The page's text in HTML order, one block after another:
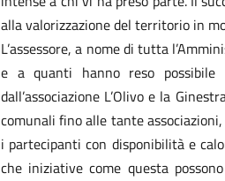
alla valorizzazione del territorio in
L’assessore, a nome di tutta
e a quanti hanno reso possibile
dall’associazione L’Olivo e la
comunali fino alle tante
i partecipanti con disponibilità e
che iniziative come questa